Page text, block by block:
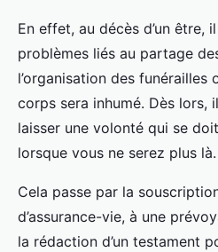
En effet, au décès d’un être,
problèmes liés au partage
l’organisation des funérailles
corps sera inhumé. Dès lors,
laisser une volonté qui se
lorsque vous ne serez plus là.
Cela passe par la
d’assurance-vie, à une
la rédaction d’un testament